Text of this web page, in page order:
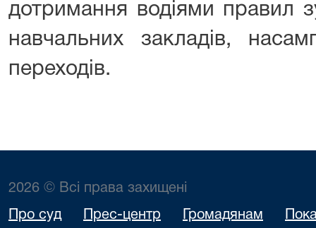
дотримання водіями правил
навчальних закладів,
переходів.
2026 © Всі права захищені
Про суд Прес-центр Громадянам